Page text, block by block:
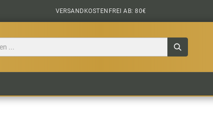
VERSANDKOSTENFREI AB: 80€